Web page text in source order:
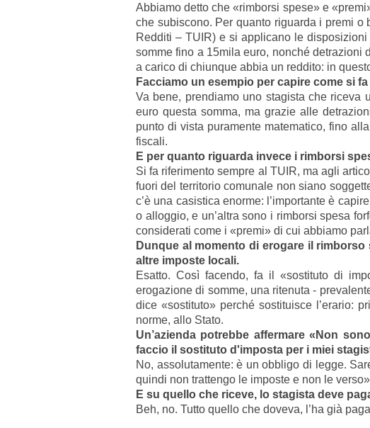
Abbiamo detto che «rimborsi spese» e
che subiscono. Per quanto riguarda i premi o
Redditi – TUIR) e si applicano le
somme fino a 15mila euro, nonché detrazioni
a carico di chiunque abbia un reddito: in
Facciamo un esempio per capire come si
Va bene, prendiamo uno stagista che riceva
euro questa somma, ma grazie alle
punto di vista puramente matematico, fino
fiscali.
E per quanto riguarda invece i rimborsi
Si fa riferimento sempre al TUIR, ma agli
fuori del territorio comunale non siano
c’è una casistica enorme: l’importante è
o alloggio, e un’altra sono i rimborsi spesa
considerati come i «premi» di cui abbiamo
Dunque al momento di erogare il
altre imposte locali.
Esatto. Così facendo, fa il «sostituto di
erogazione di somme, una ritenuta -
dice «sostituto» perché sostituisce l’erario:
norme, allo Stato.
Un’azienda potrebbe affermare «Non
faccio il sostituto d'imposta per i miei
No, assolutamente: è un obbligo di legge.
quindi non trattengo le imposte e non le
E su quello che riceve, lo stagista deve
Beh, no. Tutto quello che doveva, l’ha già